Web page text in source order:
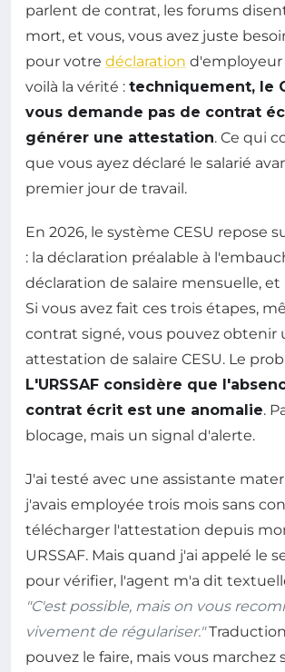
parlent de contrat, les forums
mort, et vous, vous avez juste
pour votre déclaration d'employeur
voilà la vérité : techniquement, le
vous demande pas de contrat
générer une attestation. Ce qui
que vous ayez déclaré le salarié
premier jour de travail.
En 2026, le système CESU repose
: la déclaration préalable à
déclaration de salaire mensuelle,
Si vous avez fait ces trois étapes,
contrat signé, vous pouvez obtenir
attestation de salaire CESU. Le
L'URSSAF considère que
contrat écrit est une anomalie.
blocage, mais un signal d'alerte.
J'ai testé avec une assistante
j'avais employée trois mois sans
télécharger l'attestation depuis
URSSAF. Mais quand j'ai appelé le
pour vérifier, l'agent m'a dit
"C'est possible, mais on vous
vivement de régulariser."
pouvez le faire, mais vous marchez